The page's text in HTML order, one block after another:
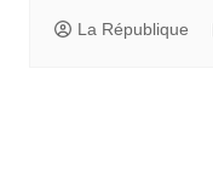
La République